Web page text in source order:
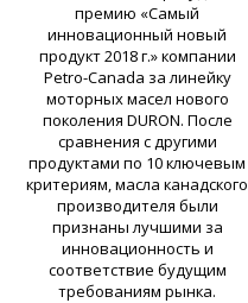
премию «Самый
инновационный новый
продукт 2018 г.» компании
Petro-Canada за линейку
моторных масел нового
поколения DURON. После
сравнения с другими
продуктами по 10 ключевым
критериям, масла канадского
производителя были
признаны лучшими за
инновационность и
соответствие будущим
требованиям рынка.